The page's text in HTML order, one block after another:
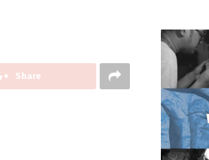
Share